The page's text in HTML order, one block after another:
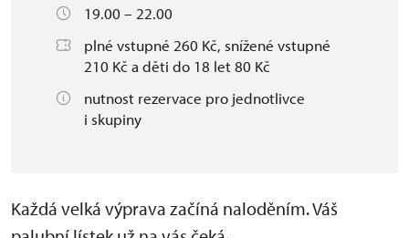
19.00 – 22.00
plné vstupné 260 Kč, snížené vstupné
210 Kč a děti do 18 let 80 Kč
nutnost rezervace pro jednotlivce
i skupiny
Každá velká výprava začíná naloděním. Váš